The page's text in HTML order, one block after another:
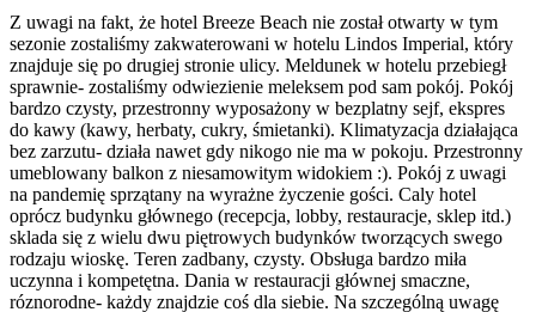
Z uwagi na fakt, że hotel Breeze Beach nie został otwarty w tym
sezonie zostaliśmy zakwaterowani w hotelu Lindos Imperial, który
znajduje się po drugiej stronie ulicy. Meldunek w hotelu przebiegł
sprawnie- zostaliśmy odwiezienie meleksem pod sam pokój. Pokój
bardzo czysty, przestronny wyposażony w bezplatny sejf, ekspres
do kawy (kawy, herbaty, cukry, śmietanki). Klimatyzacja działająca
bez zarzutu- działa nawet gdy nikogo nie ma w pokoju. Przestronny
umeblowany balkon z niesamowitym widokiem :). Pokój z uwagi
na pandemię sprzątany na wyrażne życzenie gości. Caly hotel
oprócz budynku głównego (recepcja, lobby, restauracje, sklep itd.)
sklada się z wielu dwu piętrowych budynków tworzących swego
rodzaju wioskę. Teren zadbany, czysty. Obsługa bardzo miła
uczynna i kompetętna. Dania w restauracji głównej smaczne,
róznorodne- każdy znajdzie coś dla siebie. Na szczególną uwagę